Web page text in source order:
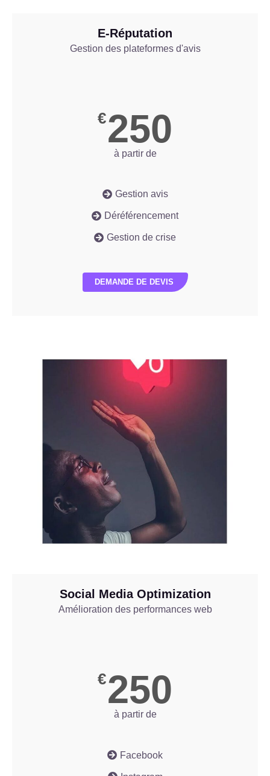
E-Réputation
Gestion des plateformes d'avis
€250
à partir de
Gestion avis
Déréférencement
Gestion de crise
DEMANDE DE DEVIS
Social Media Optimization
Amélioration des performances web
€250
à partir de
Facebook